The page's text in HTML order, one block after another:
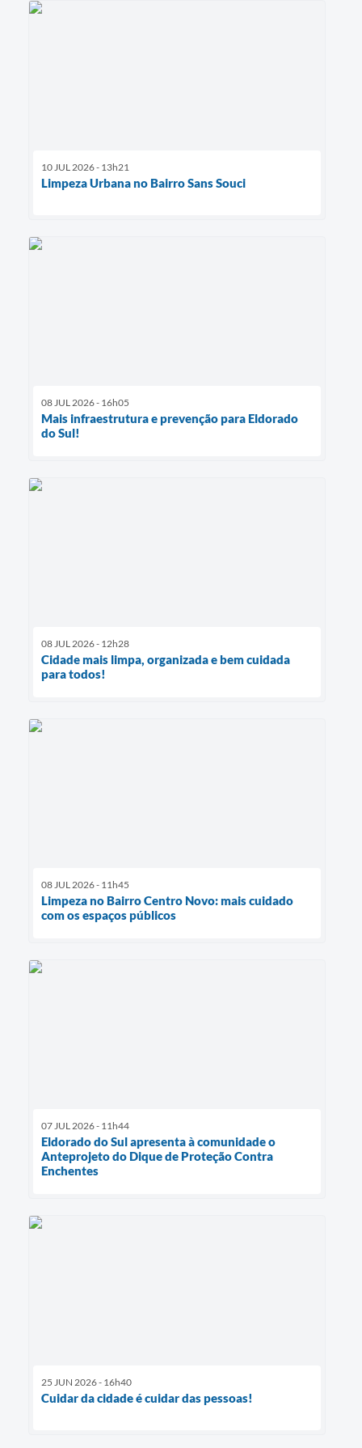
10 JUL 2026 - 13h21
Limpeza Urbana no Bairro Sans Souci
08 JUL 2026 - 16h05
Mais infraestrutura e prevenção para Eldorado
do Sul!
08 JUL 2026 - 12h28
Cidade mais limpa, organizada e bem cuidada
para todos!
08 JUL 2026 - 11h45
Limpeza no Bairro Centro Novo: mais cuidado
com os espaços públicos
07 JUL 2026 - 11h44
Eldorado do Sul apresenta à comunidade o
Anteprojeto do Dique de Proteção Contra
Enchentes
25 JUN 2026 - 16h40
Cuidar da cidade é cuidar das pessoas!